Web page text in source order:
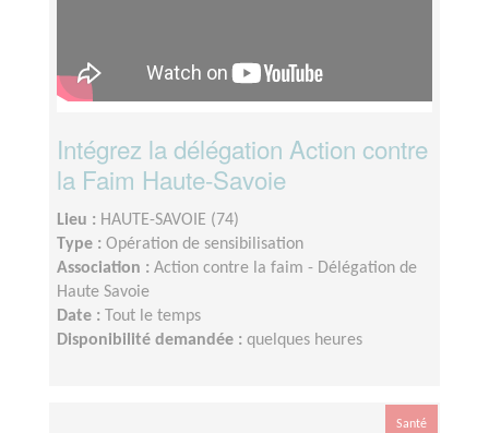
Intégrez la délégation Action contre
la Faim Haute-Savoie
Lieu : HAUTE-SAVOIE (74)
Type : Opération de sensibilisation
Association : Action contre la faim - Délégation de
Haute Savoie
Date :
Tout le temps
Disponibilité demandée : quelques heures
Santé